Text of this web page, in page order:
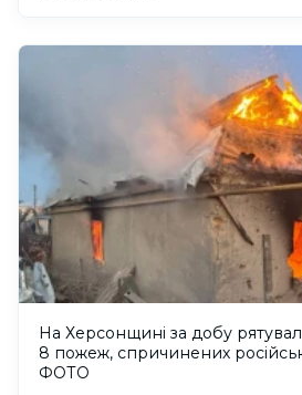
На Херсонщині за добу
8 пожеж, спричинених
ФОТО